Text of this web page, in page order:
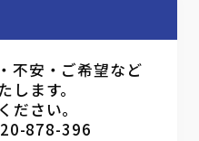
不安・ご希望など
ます。
ださい。
878-396